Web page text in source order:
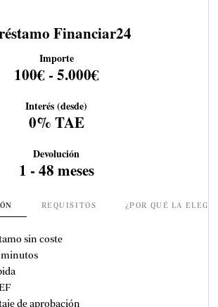
Financiar24
Importe
100€ - 5.000€
Interés (desde)
0% TAE
Devolución
1 - 48 meses
REQUISITOS ¿POR QUÉ LA
sin coste
minutos
de aprobación